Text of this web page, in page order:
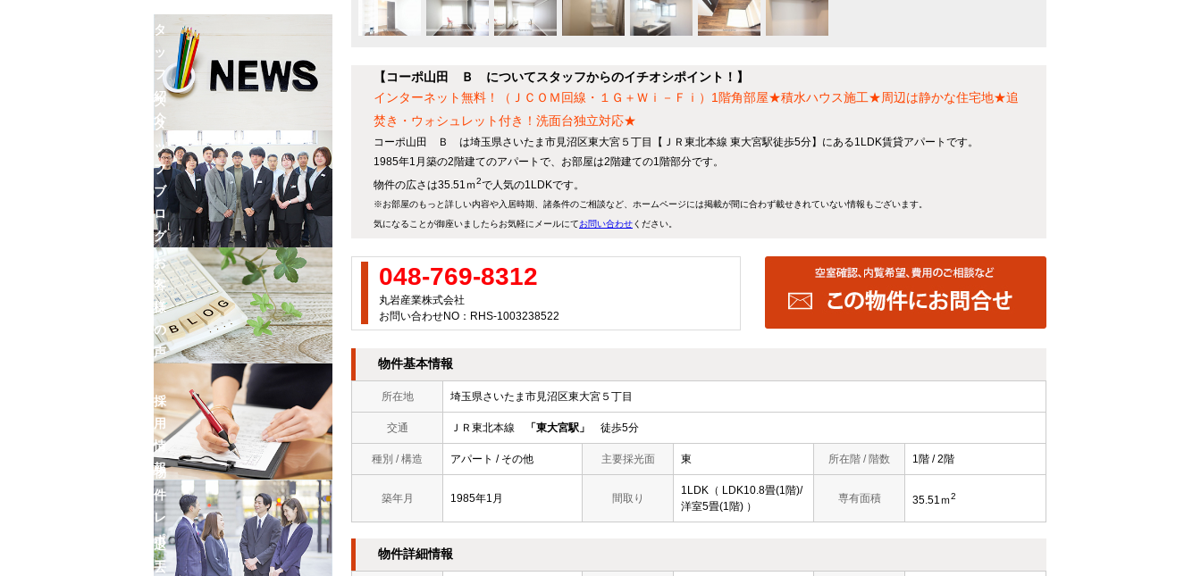
【コーポ山田 Ｂ についてスタッフからのイチオシポイント！】
インターネット無料！（ＪＣＯＭ回線・１Ｇ＋Ｗｉ－Ｆｉ）1階角部屋★積水ハウス施工★周辺は静かな住宅地★追
焚き・ウォシュレット付き！洗面台独立対応★
コーポ山田 Ｂ は埼玉県さいたま市見沼区東大宮５丁目【ＪＲ東北本線 東大宮駅徒歩5分】にある1LDK賃貸アパートです。
1985年1月築の2階建てのアパートで、お部屋は2階建ての1階部分です。
物件の広さは35.51ｍ2で人気の1LDKです。
※お部屋のもっと詳しい内容や入居時期、諸条件のご相談など、ホームページには掲載が間に合わず載せきれていない情報もございます。
気になることが御座いましたらお気軽にメールにてお問い合わせください。
048-769-8312
丸岩産業株式会社
お問い合わせNO：RHS-1003238522
物件基本情報
所在地 埼玉県さいたま市見沼区東大宮５丁目
交通 ＪＲ東北本線 「東大宮駅」 徒歩5分
種別 / 構造 アパート / その他 主要採光面 東 所在階 / 階数 1階 / 2階
築年月 1985年1月 間取り
1LDK（ LDK10.8畳(1階)/
洋室5畳(1階) ）
専有面積 35.51ｍ2
物件詳細情報
タ
ッ
フ
紹
介
ス
タ
ッ
フ
ブ
ロ
グ
お
客
様
の
声
採
用
情
報
物
件
レ
ポ
ー
退
去